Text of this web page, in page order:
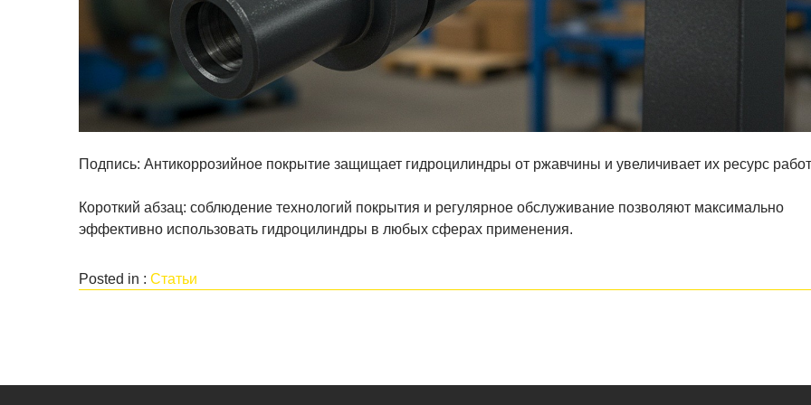
Подпись: Антикоррозийное покрытие защищает гидроцилиндры от ржавчины и увеличивает их ресурс
Короткий абзац: соблюдение технологий покрытия и регулярное обслуживание позволяют максимально
эффективно использовать гидроцилиндры в любых сферах применения.
Posted in : Статьи